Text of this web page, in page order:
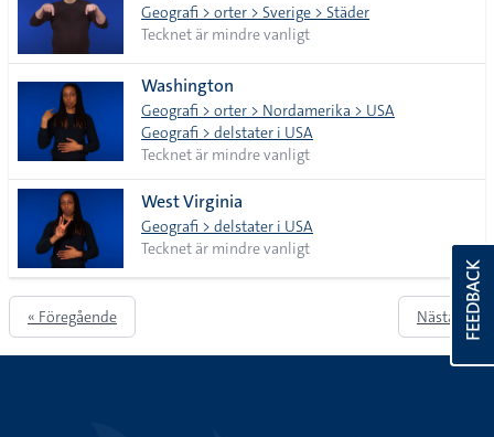
Geografi > orter > Sverige > Städer
Tecknet är mindre vanligt
Washington
Geografi > orter > Nordamerika > USA
Geografi > delstater i USA
Tecknet är mindre vanligt
West Virginia
Geografi > delstater i USA
Tecknet är mindre vanligt
« Föregående Nästa » FEEDBACK